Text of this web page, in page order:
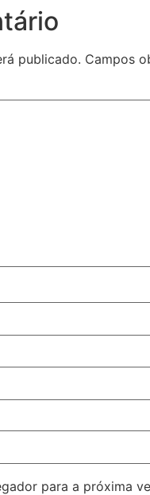
publicado. Campos
para a próxima